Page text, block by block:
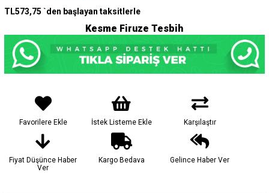
TL573,75 `den başlayan taksitlerle
Kesme Firuze Tesbih
Favorilere Ekle İstek Listeme Ekle Karşılaştır
Fiyat Düşünce Haber
Ver
Kargo Bedava Gelince Haber Ver